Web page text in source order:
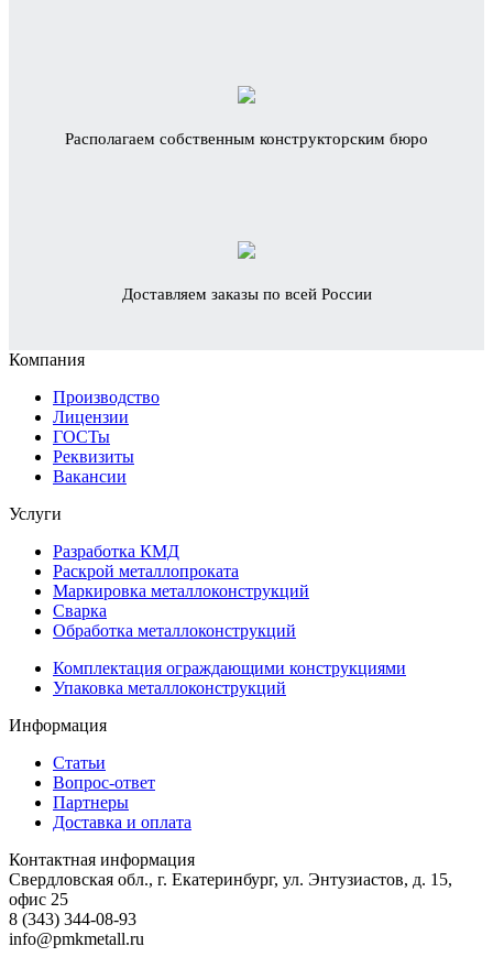
Располагаем собственным конструкторским бюро
Доставляем заказы по всей России
Компания
Производство
Лицензии
ГОСТы
Реквизиты
Вакансии
Услуги
Разработка КМД
Раскрой металлопроката
Маркировка металлоконструкций
Сварка
Обработка металлоконструкций
Комплектация ограждающими конструкциями
Упаковка металлоконструкций
Информация
Статьи
Вопрос-ответ
Партнеры
Доставка и оплата
Контактная информация
Свердловская обл., г. Екатеринбург, ул. Энтузиастов, д. 15,
офис 25
8 (343) 344-08-93
info@pmkmetall.ru